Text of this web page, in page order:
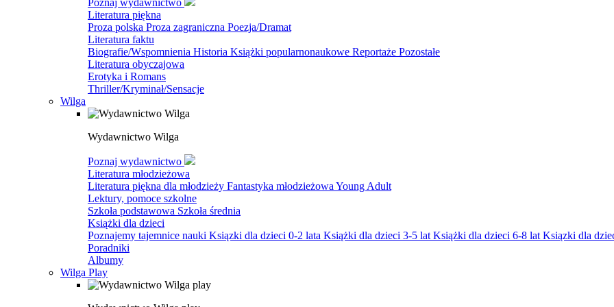
Poznaj wydawnictwo
Literatura piękna
Proza polska Proza zagraniczna Poezja/Dramat
Literatura faktu
Biografie/Wspomnienia Historia Książki popularnonaukowe Reportaże Pozostałe
Literatura obyczajowa
Erotyka i Romans
Thriller/Kryminał/Sensacje
Wilga
Wydawnictwo Wilga
Poznaj wydawnictwo
Literatura młodzieżowa
Literatura piękna dla młodzieży Fantastyka młodzieżowa Young Adult
Lektury, pomoce szkolne
Szkoła podstawowa Szkoła średnia
Książki dla dzieci
Poznajemy tajemnice nauki Ksiązki dla dzieci 0-2 lata Książki dla dzieci 3-5 lat Książki dla dzieci 6-8 lat Ksiązki dla
Poradniki
Albumy
Wilga Play